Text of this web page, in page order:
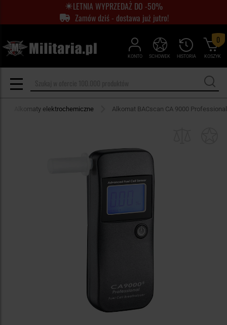
LETNIA WYPRZEDAŻ DO -50%
Zamów dziś - dostawa już jutro!
KONTO HISTORIA
SCHOWEK KOSZYK
0
Alkomaty elektrochemiczne Alkomat BACscan CA 9000 Professional